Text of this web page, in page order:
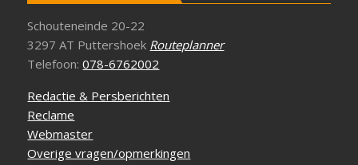
Schouteneinde 20-22
3297 AT Puttershoek Routeplanner
Telefoon:078-6762002
Redactie & Persberichten
Reclame
Webmaster
Overige vragen/opmerkingen